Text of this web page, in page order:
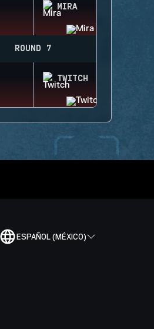
MIRA
ROUND 7
TWITCH
ESPAÑOL (MÉXICO)